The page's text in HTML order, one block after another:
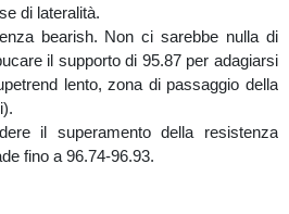
di lateralità.
bearish. Non ci sarebbe nulla di
il supporto di 95.87 per adagiarsi
lento, zona di passaggio della
il superamento della resistenza
fino a 96.74-96.93.